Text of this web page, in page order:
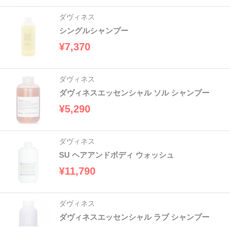
ダヴィネス
シングルシャンプー
¥7,370
ダヴィネス
ダヴィネスエッセンシャル ソル シャンプー
¥5,290
ダヴィネス
SU ヘアアンドボディ ウォッシュ
¥11,790
ダヴィネス
ダヴィネスエッセンシャル ラブ シャンプー